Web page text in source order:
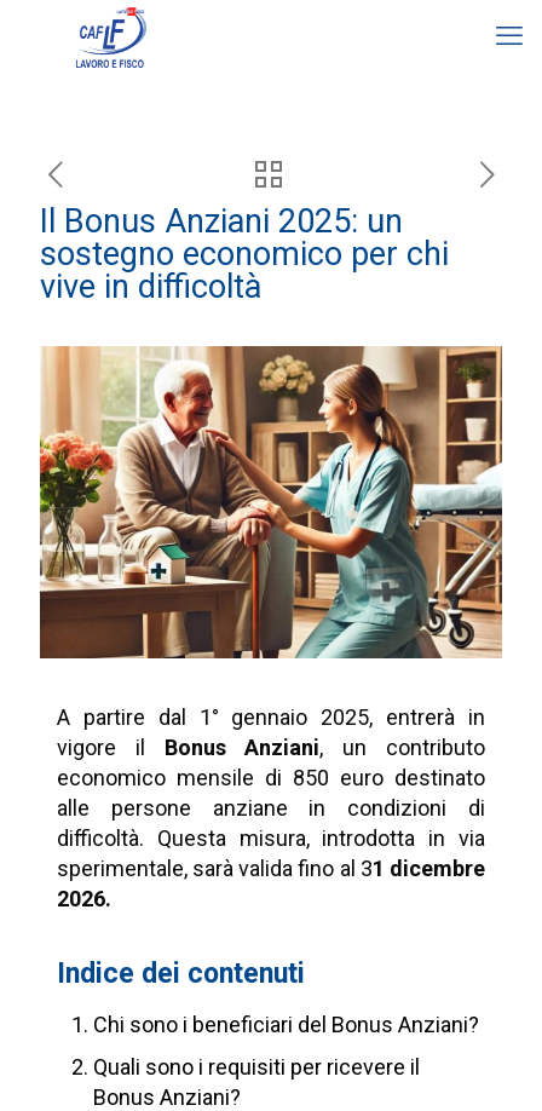
Il Bonus Anziani 2025: un
sostegno economico per chi
vive in difficoltà
A partire dal 1° gennaio 2025, entrerà in
vigore il Bonus Anziani, un contributo
economico mensile di 850 euro destinato
alle persone anziane in condizioni di
difficoltà. Questa misura, introdotta in via
sperimentale, sarà valida fino al 31 dicembre
2026.
Indice dei contenuti
Chi sono i beneficiari del Bonus Anziani?
Quali sono i requisiti per ricevere il
Bonus Anziani?